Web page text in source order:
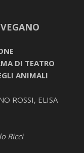
DI TEATRO
ANIMALI
ROSSI, ELISA
Ricci